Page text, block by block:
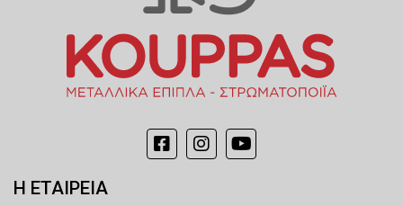
Η ΕΤΑΙΡΕΙΑ